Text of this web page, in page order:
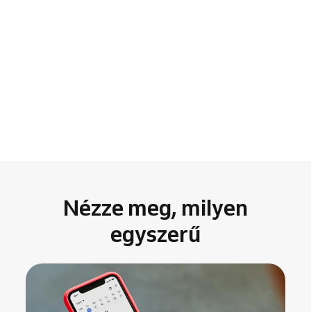
Nézze meg, milyen
egyszerű